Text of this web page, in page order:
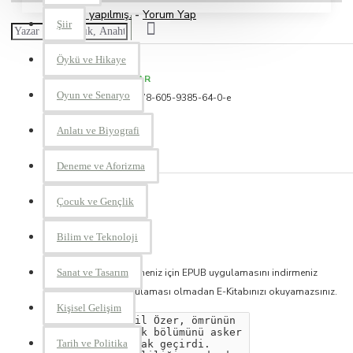
Şiir
Öykü ve Hikaye
Oyun ve Senaryo
Anlatı ve Biyografi
Deneme ve Aforizma
Çocuk ve Gençlik
Bilim ve Teknoloji
Sanat ve Tasarım
Kişisel Gelişim
Tarih ve Politika
0 yorum yapılmış. - Yorum Yap
25,00TL
STOKTA VAR
Stok kodu:
978-605-9385-64-0-e
Cemil Özer
E-Kitabınızı okuyabilmeniz için EPUB uygulamasını indirmeniz
gereklidir. EPUB uygulaması olmadan E-Kitabınızı okuyamazsınız.